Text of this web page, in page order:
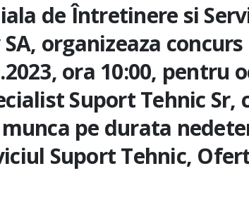
de Întretinere si
SA, organizeaza
ora 10:00, pentru
Suport Tehnic Sr,
pe durata
Suport Tehnic,